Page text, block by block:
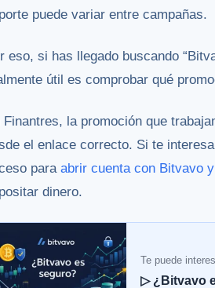
puede variar entre campañas.
eso, si has llegado buscando
útil es comprobar qué
Finantres, la promoción que
el enlace correcto. Si te
para abrir cuenta con Bitvavo
dinero.
Te puede
▷ ¿Bitvavo